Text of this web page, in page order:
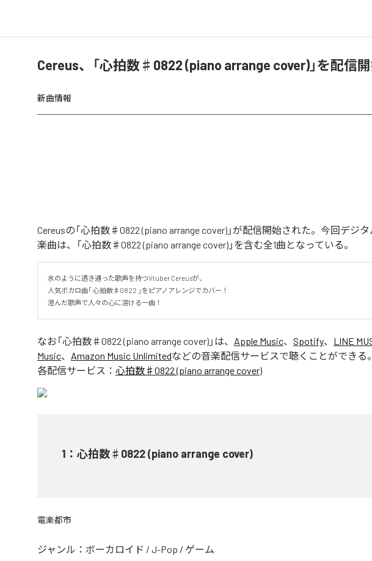
Cereus、「心拍数♯0822 (piano arrange cover)」を配信
新曲情報
Cereusの「心拍数♯0822 (piano arrange cover)」が配信開始された。今回デジ
楽曲は、「心拍数♯0822 (piano arrange cover)」を含む全1曲となっている。
水のように透き通った歌声を持つVtuber Cereusが、
人気ボカロ曲「 心拍数♯0822 」をピアノアレンジでカバー！
澄んだ歌声で人々の心に溶ける一曲！
なお「心拍数♯0822 (piano arrange cover) 」は、 Apple Music、 Spotify、 LINE
Music、 Amazon Music Unlimitedなどの音楽配信サービスで聴くことができる
各配信サービス： 心拍数♯0822 (piano arrange cover)
1 ： 心拍数♯0822 (piano arrange cover)
電楽都市
ジャンル： ボーカロイド / J-Pop / ゲーム